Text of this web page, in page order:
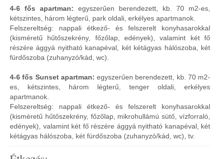
4-6 fős apartman: egyszerűen berendezett, kb. 70 m2-es,
kétszintes, három légterű, park oldali, erkélyes apartmanok.
Felszereltség: nappali étkező- és felszerelt konyhasarokkal
(kisméretű hűtőszekrény, főzőlap, edények), valamint két fő
részére ággyá nyitható kanapéval, két kétágyas hálószoba, két
fürdőszoba (zuhanyzó/kád, wc).
4-6 fős Sunset apartman: egyszerűen berendezett, kb. 70 m2-
es, kétszintes, három légterű, tenger oldali, erkélyes
apartmanok.
Felszereltség: nappali étkező- és felszerelt konyhasarokkal
(kisméretű hűtőszekrény, főzőlap, mikrohullámú sütő, vízforraló,
edények), valamint két fő részére ággyá nyitható kanapéval, két
kétágyas hálószoba, két fürdőszoba (zuhanyzó/kád, wc), tv.